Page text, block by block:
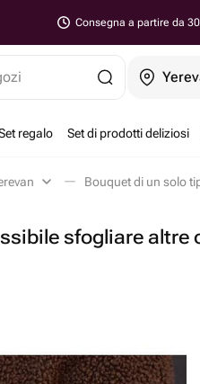
Consegna a partire da
regalo Set di prodotti deliziosi
Bouquet di un solo
sfogliare altre